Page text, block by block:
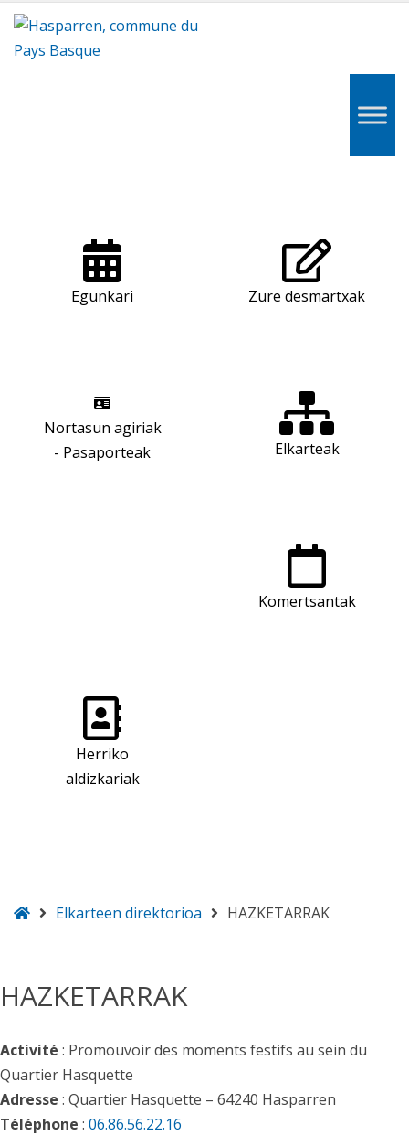
Hasparren,
Hazparne,
Egunkari Zure desmartxak
Nortasun agiriak
- Pasaporteak
Elkarteak
Komertsantak
Herriko
aldizkariak
ongietorri
Elkarteen direktorioa HAZKETARRAK
HAZKETARRAK
Activité : Promouvoir des moments festifs au sein du
Quartier Hasquette
Adresse : Quartier Hasquette – 64240 Hasparren
Téléphone : 06.86.56.22.16